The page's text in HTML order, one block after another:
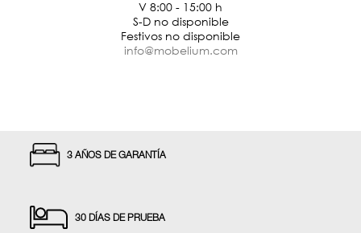
V 8:00 - 15:00 h
S-D no disponible
Festivos no disponible
info@mobelium.com
3 AÑOS DE GARANTÍA
30 DÍAS DE PRUEBA